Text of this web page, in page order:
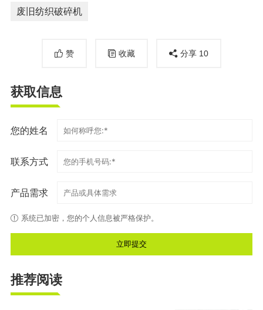
废旧纺织破碎机
赞 收藏 分享 10
获取信息
您的姓名
联系方式
产品需求
系统已加密，您的个人信息被严格保护。
推荐阅读